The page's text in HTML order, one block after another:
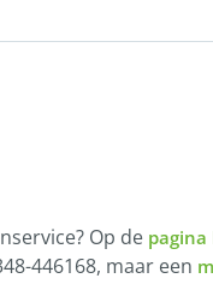
Op de pagina
446168, maar een